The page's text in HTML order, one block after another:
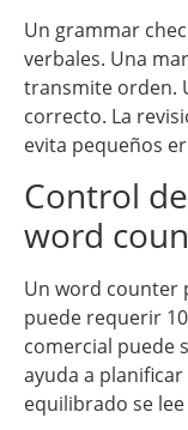
Un grammar
verbales. Una
transmite orden.
correcto. La
evita pequeños
Control
word
Un word counter
puede requerir
comercial puede
ayuda a
equilibrado se